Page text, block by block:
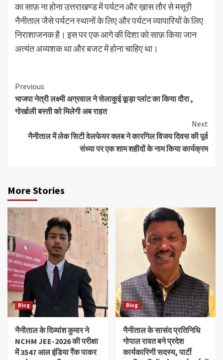
का साफ़ ना होना उत्तराखण्ड में पर्यटन और ख़ास तौर से मसूरी
नैनीताल जैसे पर्यटन स्थानों के लिए और पर्यटन व्यापारियों के लिए
निराशाजनक है। इस पर एक आगे की दिशा को साफ़ किया जान
अत्यंत अव्यशक था और बजट में होना चाहिए था।
Continue
Reading
Previous
भाजपा नेत्री लक्ष्मी अग्रवाल ने सेलाकुई कूड़ा प्लांट का किया दौरा ,
गोर्खाली बस्ती को मिलेगी अब राहत
Next
नैनीताल में लेक सिटी वेलफेयर क्लब ने कारगिल विजय दिवस की पूर्व
संध्या पर एक शाम शहीदों के नाम किया कार्यक्रम
More Stories
Blog
नैनीताल के दिव्यांश‌ कुमार ने
NCHM JEE-2026 की परीक्षा
में 3547 आल इंडिया रैंक पाकर
Blog
नैनीताल के सासंद प्रतिनिधि
गोपाल रावत बने प्रदेश
कार्यकारिणी सदस्य, पार्टी